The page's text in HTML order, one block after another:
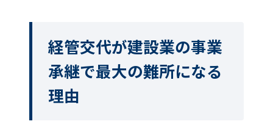
経管交代が建設業の事業
承継で最大の難所になる
理由